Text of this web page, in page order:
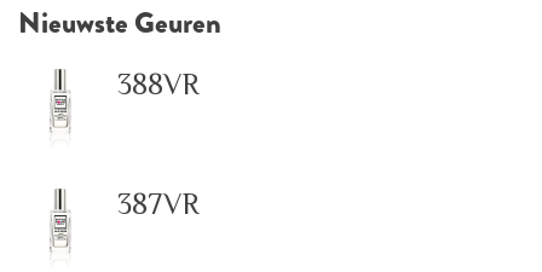
Nieuwste Geuren
388VR
387VR